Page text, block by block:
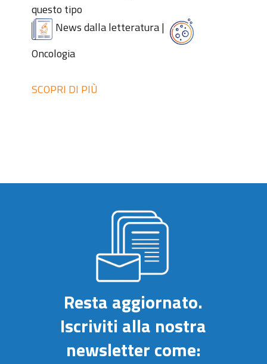
questo tipo
News dalla letteratura|
Oncologia
SCOPRI DI PIÙ
Resta aggiornato.
Iscriviti alla nostra
newsletter come: